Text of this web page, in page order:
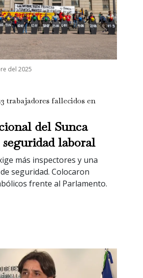
del 2025
trabajadores fallecidos en
del Sunca
laboral
más inspectores y una
seguridad. Colocaron
frente al Parlamento.